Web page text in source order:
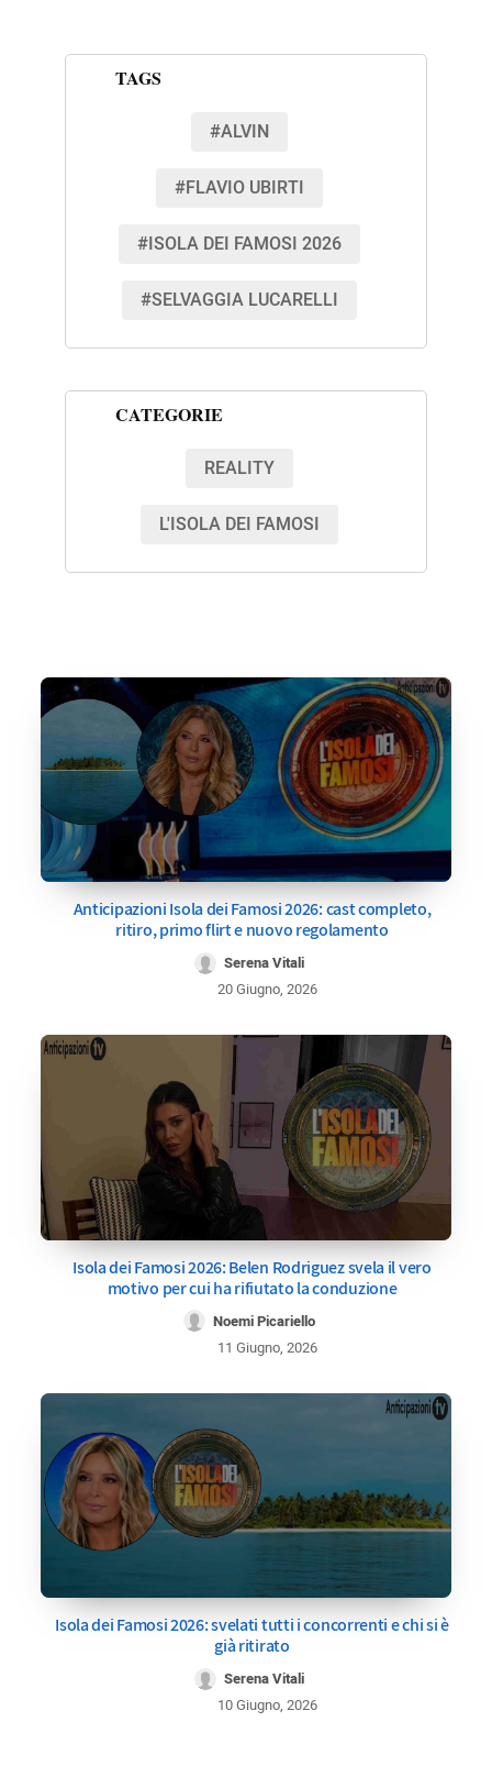
TAGS
#ALVIN
#FLAVIO UBIRTI
#ISOLA DEI FAMOSI 2026
#SELVAGGIA LUCARELLI
CATEGORIE
REALITY
L'ISOLA DEI FAMOSI
Anticipazioni Isola dei Famosi 2026: cast completo,
ritiro, primo flirt e nuovo regolamento
Serena Vitali
20 Giugno, 2026
Isola dei Famosi 2026: Belen Rodriguez svela il vero
motivo per cui ha rifiutato la conduzione
Noemi Picariello
11 Giugno, 2026
Isola dei Famosi 2026: svelati tutti i concorrenti e chi si è
già ritirato
Serena Vitali
10 Giugno, 2026